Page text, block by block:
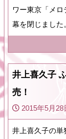
ワー東京「メ
幕を閉じました
井上喜久子
売！
2015年5月28
井上喜久子の単